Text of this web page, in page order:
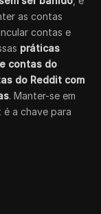
as contas
contas e
práticas
contas do
do Reddit com
. Manter-se em
a chave para